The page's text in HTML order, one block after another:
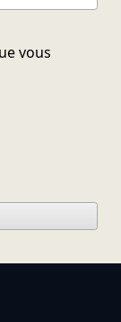
vous